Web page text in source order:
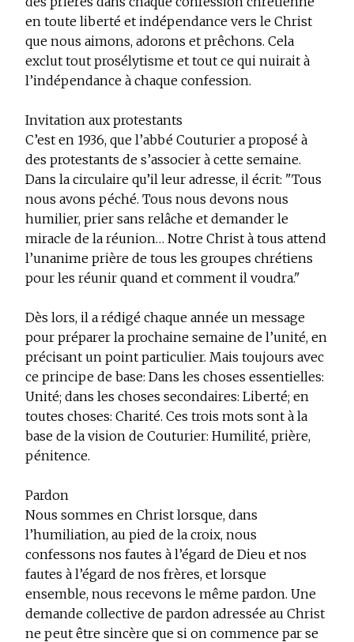
en toute liberté et indépendance vers le Christ
que nous aimons, adorons et prêchons. Cela
exclut tout prosélytisme et tout ce qui nuirait à
l’indépendance à chaque confession.
Invitation aux protestants
C’est en 1936, que l’abbé Couturier a proposé à
des protestants de s’associer à cette semaine.
Dans la circulaire qu’il leur adresse, il écrit: "Tous
nous avons péché. Tous nous devons nous
humilier, prier sans relâche et demander le
miracle de la réunion… Notre Christ à tous attend
l’unanime prière de tous les groupes chrétiens
pour les réunir quand et comment il voudra."
Dès lors, il a rédigé chaque année un message
pour préparer la prochaine semaine de l’unité, en
précisant un point particulier. Mais toujours avec
ce principe de base: Dans les choses essentielles:
Unité; dans les choses secondaires: Liberté; en
toutes choses: Charité. Ces trois mots sont à la
base de la vision de Couturier: Humilité, prière,
pénitence.
Pardon
Nous sommes en Christ lorsque, dans
l’humiliation, au pied de la croix, nous
confessons nos fautes à l’égard de Dieu et nos
fautes à l’égard de nos frères, et lorsque
ensemble, nous recevons le même pardon. Une
demande collective de pardon adressée au Christ
ne peut être sincère que si on commence par se